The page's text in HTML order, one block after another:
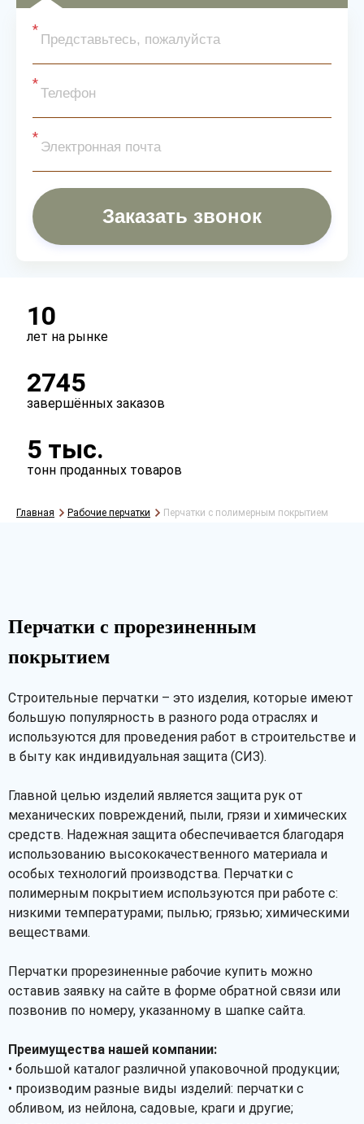
Заказать звонок
10
лет на рынке
2745
завершённых заказов
5 тыс.
тонн проданных товаров
Главная Рабочие перчатки Перчатки с полимерным покрытием
Перчатки с прорезиненным
покрытием
Строительные перчатки – это изделия, которые имеют
большую популярность в разного рода отраслях и
используются для проведения работ в строительстве и
в быту как индивидуальная защита (СИЗ).
Главной целью изделий является защита рук от
механических повреждений, пыли, грязи и химических
средств. Надежная защита обеспечивается благодаря
использованию высококачественного материала и
особых технологий производства. Перчатки с
полимерным покрытием используются при работе с:
низкими температурами; пылью; грязью; химическими
веществами.
Перчатки прорезиненные рабочие купить можно
оставив заявку на сайте в форме обратной связи или
позвонив по номеру, указанному в шапке сайта.
Преимущества нашей компании:
• большой каталог различной упаковочной продукции;
• производим разные виды изделий: перчатки с
обливом, из нейлона, садовые, краги и другие;